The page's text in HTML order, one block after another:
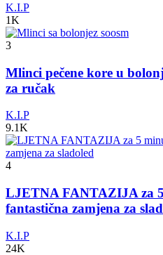
K.I.P
1K
3
Mlinci pečene kore u
za ručak
K.I.P
9.1K
4
LJETNA FANTAZIJA za
fantastična zamjena za
K.I.P
24K